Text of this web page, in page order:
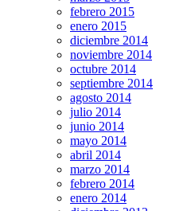
febrero 2015
enero 2015
diciembre 2014
noviembre 2014
octubre 2014
septiembre 2014
agosto 2014
julio 2014
junio 2014
mayo 2014
abril 2014
marzo 2014
febrero 2014
enero 2014